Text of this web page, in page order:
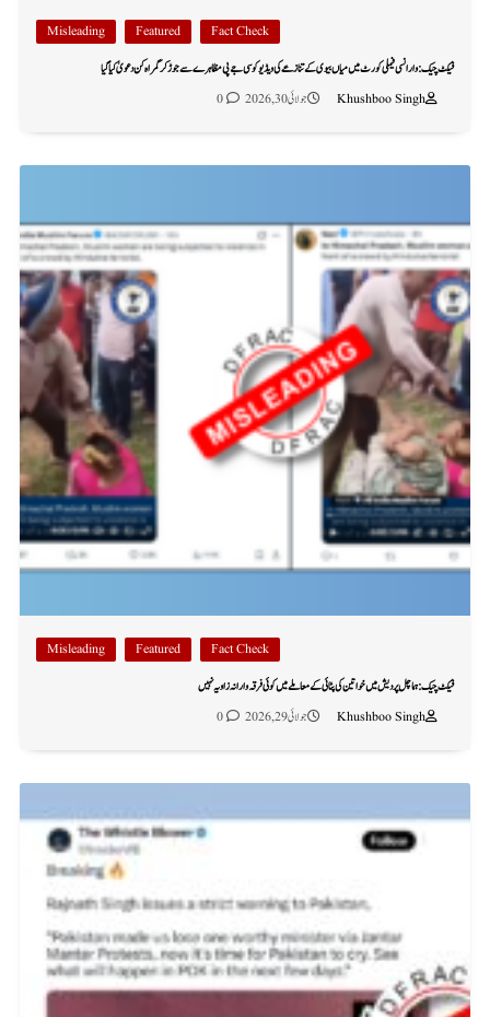
Fact Check
Featured
Misleading
فیکٹ چیک: وارانسی فیملی کورٹ میں میاں بیوی کے تنازعے کی ویڈیو کو سی جے پی مظاہرے سے جوڑ کر گمراہ کن دعویٰ کیا گیا
Khushboo Singh
جولائی 30, 2026 0
Fact Check
Featured
Misleading
فیکٹ چیک: ہماچل پردیش میں خواتین کی پٹائی کے معاملے میں کوئی فرقہ وارانہ زاویہ نہیں
Khushboo Singh
جولائی 29, 2026 0